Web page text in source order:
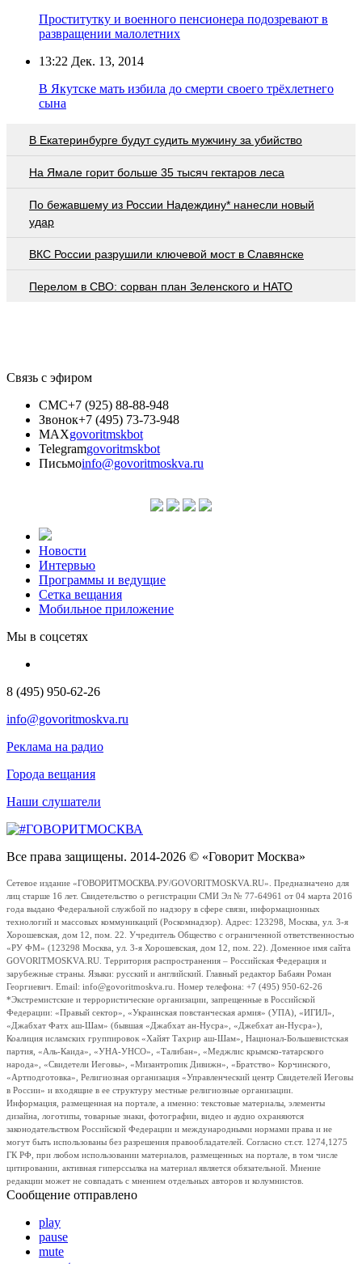
Проститутку и военного пенсионера подозревают в
развращении малолетних
13:22 Дек. 13, 2014
В Якутске мать избила до смерти своего трёхлетнего
сына
В Екатеринбурге будут судить мужчину за убийство
На Ямале горит больше 35 тысяч гектаров леса
По бежавшему из России Надеждину* нанесли новый
удар
ВКС России разрушили ключевой мост в Славянске
Перелом в СВО: сорван план Зеленского и НАТО
Связь с эфиром
СМС+7 (925) 88-88-948
Звонок+7 (495) 73-73-948
MAXgovoritmskbot
Telegramgovoritmskbot
Письмоinfo@govoritmoskva.ru
Новости
Интервью
Программы и ведущие
Сетка вещания
Мобильное приложение
Мы в соцсетях
8 (495) 950-62-26
info@govoritmoskva.ru
Реклама на радио
Города вещания
Наши слушатели
Все права защищены. 2014-2026 © «Говорит Москва»
Сетевое издание «ГОВОРИТМОСКВА.РУ/GOVORITMOSKVA.RU». Предназначено для
лиц старше 16 лет. Свидетельство о регистрации СМИ Эл № 77-64961 от 04 марта 2016
года выдано Федеральной службой по надзору в сфере связи, информационных
технологий и массовых коммуникаций (Роскомнадзор). Адрес: 123298, Москва, ул. 3-я
Хорошевская, дом 12, пом. 22. Учредитель Общество с ограниченной ответственностью
«РУ ФМ» (123298 Москва, ул. 3-я Хорошевская, дом 12, пом. 22). Доменное имя сайта
GOVORITMOSKVA.RU. Территория распространения – Российская Федерация и
зарубежные страны. Языки: русский и английский. Главный редактор Бабаян Роман
Георгиевич. Email: info@govoritmoskva.ru. Номер телефона: +7 (495) 950-62-26
*Экстремистские и террористические организации, запрещенные в Российской
Федерации: «Правый сектор», «Украинская повстанческая армия» (УПА), «ИГИЛ»,
«Джабхат Фатх аш-Шам» (бывшая «Джабхат ан-Нусра», «Джебхат ан-Нусра»),
Коалиция исламских группировок «Хайят Тахрир аш-Шам», Национал-Большевистская
партия, «Аль-Каида», «УНА-УНСО», «Талибан», «Меджлис крымско-татарского
народа», «Свидетели Иеговы», «Мизантропик Дивижн», «Братство» Корчинского,
«Артподготовка», Религиозная организация «Управленческий центр Свидетелей Иеговы
в России» и входящие в ее структуру местные религиозные организации.
Информация, размещенная на портале, а именно: текстовые материалы, элементы
дизайна, логотипы, товарные знаки, фотографии, видео и аудио охраняются
законодательством Российской Федерации и международными нормами права и не
могут быть использованы без разрешения правообладателей. Согласно ст.ст. 1274,1275
ГК РФ, при любом использовании материалов, размещенных на портале, в том числе
цитировании, активная гиперссылка на материал является обязательной. Мнение
редакции может не совпадать с мнением отдельных авторов и колумнистов.
Сообщение отправлено
play
pause
mute